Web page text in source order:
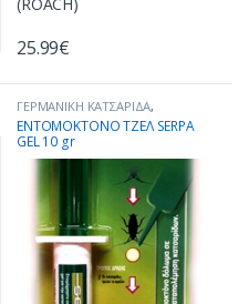
25.99€
ΓΕΡΜΑΝΙΚΗ ΚΑΤΣΑΡΙΔΑ,
ΕΝΤΟΜΟΚΤΟΝΑ ΣΕ ΜΟΡΦΗ ΤΖΕΛ
ΚΑΤΑΠΟΛΕΜΗΣΗ ΕΝΤΟΜΩΝ
ΕΝΤΟΜΟΚΤΟΝΟ ΤΖΕΛ SERPA
GEL 10 gr